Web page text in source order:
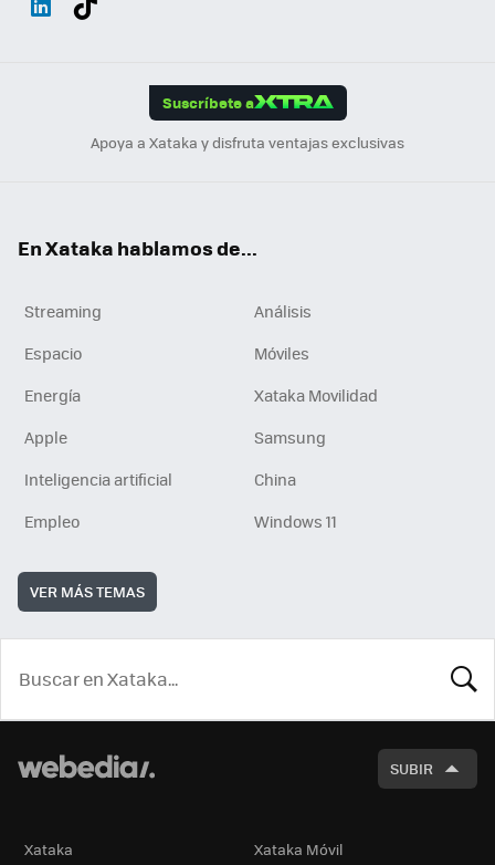
Suscríbete a
Apoya a Xataka y disfruta ventajas exclusivas
En Xataka hablamos de...
Streaming
Análisis
Espacio
Móviles
Energía
Xataka Movilidad
Apple
Samsung
Inteligencia artificial
China
Empleo
Windows 11
VER MÁS TEMAS
SUBIR
Xataka Xataka Móvil